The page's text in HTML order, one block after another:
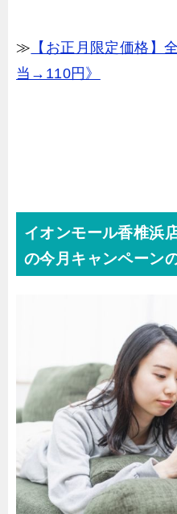
≫ 【お正月限定価格】
当→110円》
イオンモール香椎浜
の今月キャンペーン